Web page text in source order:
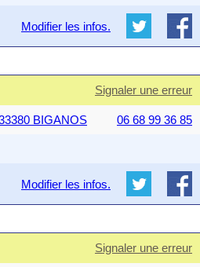
Modifier les infos.
Signaler une erreur
BIGANOS 06 68 99 36 85
Modifier les infos.
Signaler une erreur